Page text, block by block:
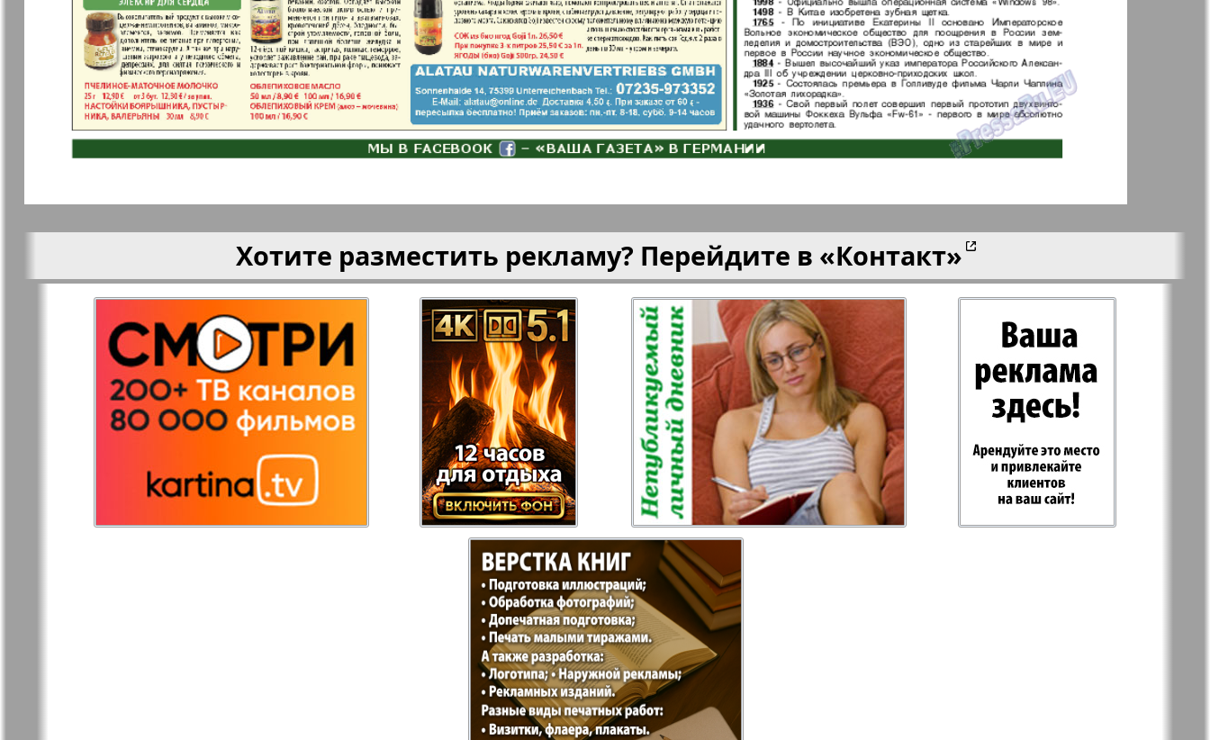
Le Voyageur Life in Франкфурт М-City Маяк Португалии Мила
Мир отдыха и
здоровья
МК Испания Мост-Израиль Мюнхен-сити
My City Frankfurt
am Main
Наш Иерусалим Наш мир
Наша Газета
Италия
Наша Газета
Ирландия
Наша марка
Наше Турбюро Нескучная газета Новая Wолна Норд Объектив EU
Остров там и тут
Ost-West
Panorama
Отдыхай-Купи-
продай
Партнер-север Парус
Переселенец Подруга
Пражский
телеграф
Пражский
экспресс
Europe
Районка-Süd-West
Районка-Nord-Ost-
Bremen
Районка-West
Рейнская газета Рецепты здоровья
Русская Мысль
Хотите разместить рекламу? Перейдите в «Контакт»